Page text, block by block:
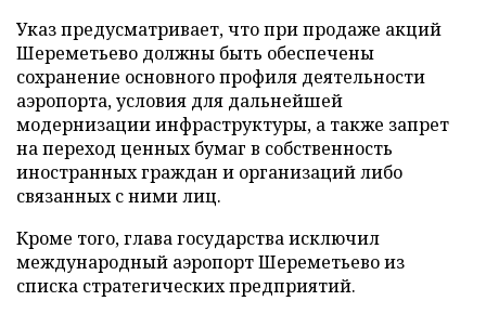
Указ предусматривает, что при продаже акций
Шереметьево должны быть обеспечены
сохранение основного профиля деятельности
аэропорта, условия для дальнейшей
модернизации инфраструктуры, а также запрет
на переход ценных бумаг в собственность
иностранных граждан и организаций либо
связанных с ними лиц.
Кроме того, глава государства исключил
международный аэропорт Шереметьево из
списка стратегических предприятий.